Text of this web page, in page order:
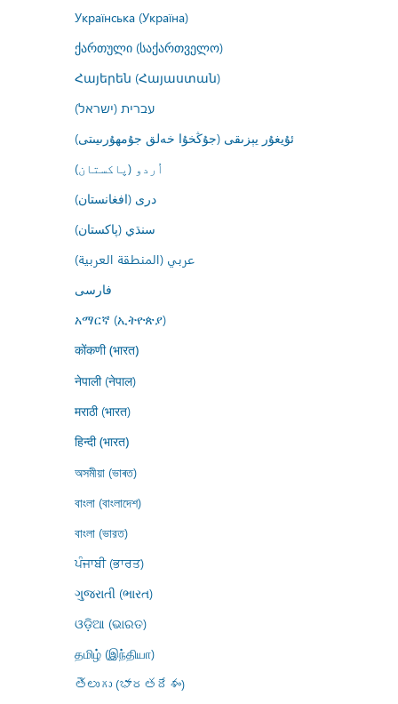
Українська (Україна)
ქართული (საქართველო)
Հայերեն (Հայաստան)
עברית (ישראל)
ئۇيغۇر يېزىقى (جۇڭخۇا خەلق جۇمھۇرىيىتى)
اُردو (پاکستان)
درى (افغانستان)
سنڌي (پاکستان)
عربي (المنطقة العربية)
فارسى
አማርኛ (ኢትዮጵያ)
कोंकणी (भारत)
नेपाली (नेपाल)
मराठी (भारत)
हिन्दी (भारत)
অসমীয়া (ভাৰত)
বাংলা (বাংলাদেশ)
বাংলা (ভারত)
ਪੰਜਾਬੀ (ਭਾਰਤ)
ગુજરાતી (ભારત)
ଓଡ଼ିଆ (ଭାରତ)
தமிழ் (இந்தியா)
తెలుగు (భారతదేశం)